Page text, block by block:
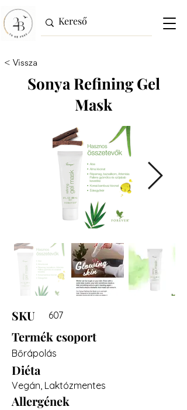
< Vissza
Sonya Refining Gel
Mask
SKU 607
Termék csoport
Bőrápolás
Diéta
Vegán, Laktózmentes
Allergének